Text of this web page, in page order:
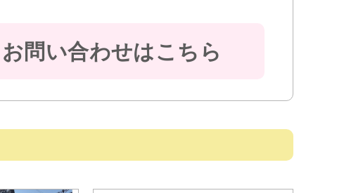
お問い合わせはこちら